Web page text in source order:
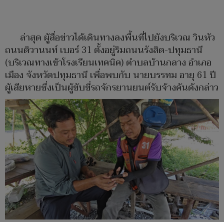
ล่าสุด ผู้สื่อข่าวได้เดินทางลงพื้นที่ไปยังบริเวณ วินหัว
ถนนติวานนท์ เบอร์ 31 ตั้งอยู่ริมถนนรังสิต-ปทุมธานี
(บริเวณทางเข้าโรงเรียนเทคนิค) ตำบลบ้านกลาง อำเภอ
เมือง จังหวัดปทุมธานี เพื่อพบกับ นายบรรทม อายุ 61 ปี
ผู้เสียหายซึ่งเป็นผู้ขับขี่รถจักรยานยนต์รับจ้างคันดังกล่าว